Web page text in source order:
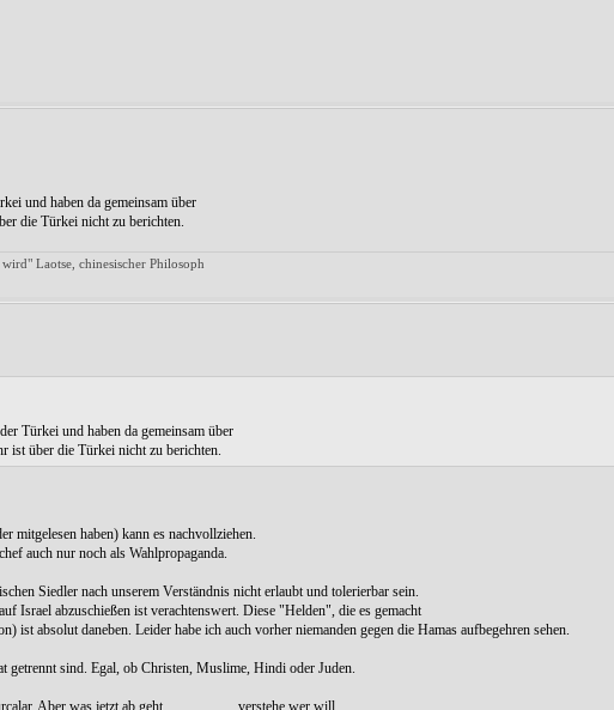
und haben da gemeinsam über
die Türkei nicht zu berichten.
Laotse, chinesischer Philosoph
Türkei und haben da gemeinsam über
ist über die Türkei nicht zu berichten.
mitgelesen haben) kann es nachvollziehen.
auch nur noch als Wahlpropaganda.
Siedler nach unserem Verständnis nicht erlaubt und tolerierbar sein.
Israel abzuschießen ist verachtenswert. Diese "Helden", die es gemacht
ist absolut daneben. Leider habe ich auch vorher niemanden gegen die Hamas aufbegehren sehen.
sind. Egal, ob Christen, Muslime, Hindi oder Juden.